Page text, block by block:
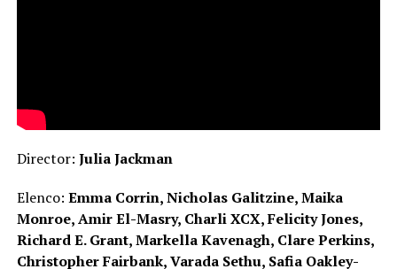
Director: Julia Jackman
Elenco: Emma Corrin, Nicholas Galitzine, Maika
Monroe, Amir El-Masry, Charli XCX, Felicity Jones,
Richard E. Grant, Markella Kavenagh, Clare Perkins,
Christopher Fairbank, Varada Sethu, Safia Oakley-